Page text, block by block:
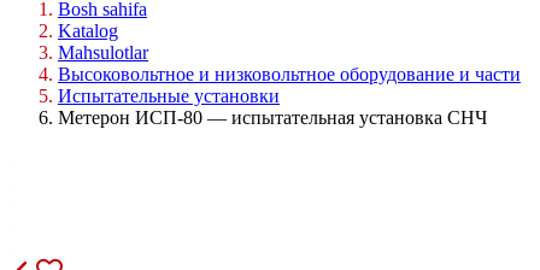
Bosh sahifa
Katalog
Mahsulotlar
Высоковольтное и низковольтное оборудование и части
Испытательные установки
Метерон ИСП-80 — испытательная установка СНЧ